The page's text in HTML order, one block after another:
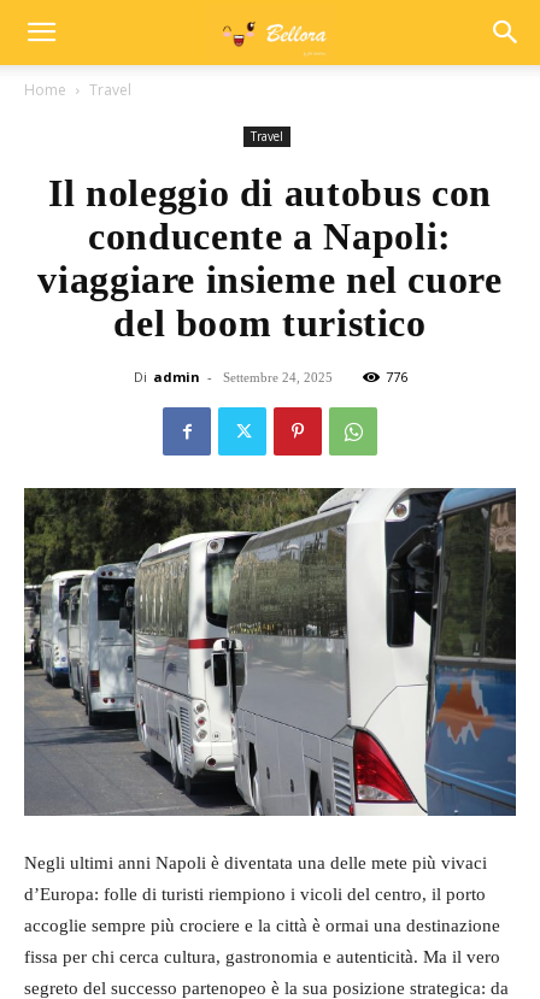
Home Travel
Travel
Il noleggio di autobus con
conducente a Napoli:
viaggiare insieme nel cuore
del boom turistico
Di admin - Settembre 24, 2025 776
Negli ultimi anni Napoli è diventata una delle mete più vivaci
d’Europa: folle di turisti riempiono i vicoli del centro, il porto
accoglie sempre più crociere e la città è ormai una destinazione
fissa per chi cerca cultura, gastronomia e autenticità. Ma il vero
segreto del successo partenopeo è la sua posizione strategica: da